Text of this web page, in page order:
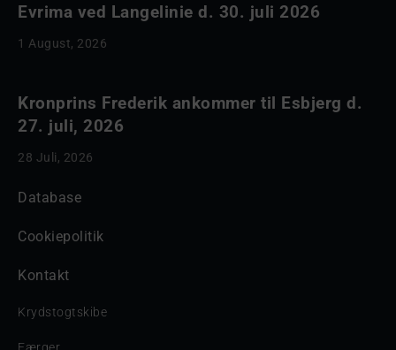
Evrima ved Langelinie d. 30. juli 2026
1 August, 2026
Kronprins Frederik ankommer til Esbjerg d.
27. juli, 2026
28 Juli, 2026
Database
Cookiepolitik
Kontakt
Krydstogtskibe